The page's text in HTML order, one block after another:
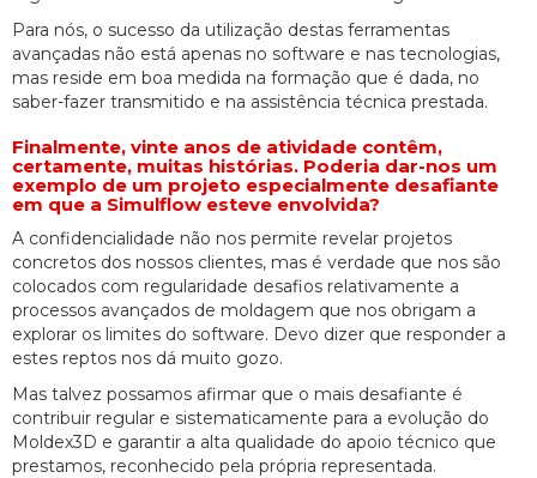
Para nós, o sucesso da utilização destas ferramentas
avançadas não está apenas no software e nas tecnologias,
mas reside em boa medida na formação que é dada, no
saber-fazer transmitido e na assistência técnica prestada.
Finalmente, vinte anos de atividade contêm,
certamente, muitas histórias. Poderia dar-nos um
exemplo de um projeto especialmente desafiante
em que a Simulflow esteve envolvida?
A confidencialidade não nos permite revelar projetos
concretos dos nossos clientes, mas é verdade que nos são
colocados com regularidade desafios relativamente a
processos avançados de moldagem que nos obrigam a
explorar os limites do software. Devo dizer que responder a
estes reptos nos dá muito gozo.
Mas talvez possamos afirmar que o mais desafiante é
contribuir regular e sistematicamente para a evolução do
Moldex3D e garantir a alta qualidade do apoio técnico que
prestamos, reconhecido pela própria representada.